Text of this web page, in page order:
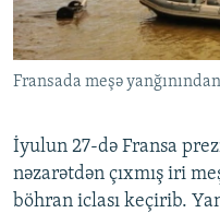
Fransada meşə
İyulun 27-də Fransa
nəzarətdən çıxmış iri
böhran iclası keçirib.